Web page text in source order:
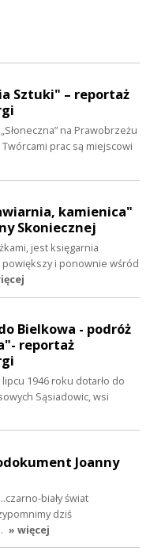
Sztuki" – reportaż
na Prawobrzeżu
prac są miejscowi
kamienica"
Skoniecznej
jest księgarnia
i ponownie wśród
Bielkowa - podróż
reportaż
1946 roku dotarło do
Sąsiadowic, wsi
Joanny
biały świat
dziś
» więcej